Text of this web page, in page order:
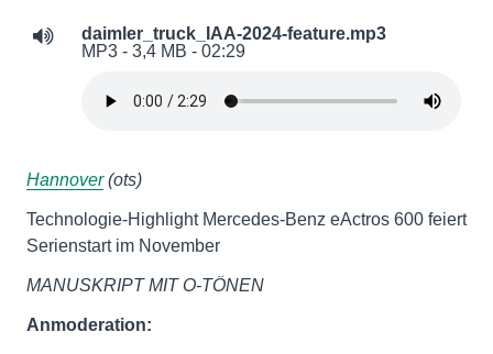
daimler_truck_IAA-2024-feature.mp3
MP3 - 3,4 MB - 02:29
Hannover(ots)
Technologie-Highlight Mercedes-Benz eActros 600 feiert
Serienstart im November
MANUSKRIPT MIT O-TÖNEN
Anmoderation: